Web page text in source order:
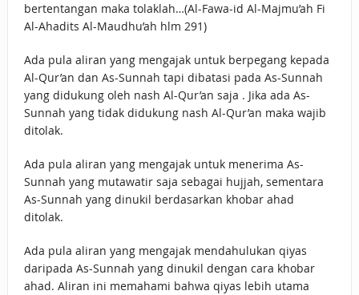
bertentangan maka tolaklah…(Al-Fawa-id Al-Majmu’ah Fi
Al-Ahadits Al-Maudhu’ah hlm 291)
Ada pula aliran yang mengajak untuk berpegang kepada
Al-Qur’an dan As-Sunnah tapi dibatasi pada As-Sunnah
yang didukung oleh nash Al-Qur’an saja . Jika ada As-
Sunnah yang tidak didukung nash Al-Qur’an maka wajib
ditolak.
Ada pula aliran yang mengajak untuk menerima As-
Sunnah yang mutawatir saja sebagai hujjah, sementara
As-Sunnah yang dinukil berdasarkan khobar ahad
ditolak.
Ada pula aliran yang mengajak mendahulukan qiyas
daripada As-Sunnah yang dinukil dengan cara khobar
ahad. Aliran ini memahami bahwa qiyas lebih utama